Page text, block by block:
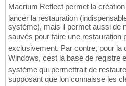
Macrium Reflect permet la création
lancer la restauration
système), mais il permet aussi de
sauvés pour faire une restauration
exclusivement. Par contre, pour la
Windows, cest la base de registre
système qui permettrait de
supposant que lon connaisse les